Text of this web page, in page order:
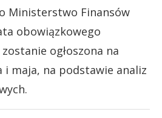
Ministerstwo Finansów
obowiązkowego
ogłoszona na
i maja, na podstawie analiz